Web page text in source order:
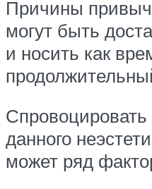
Причины
могут быть
и носить как
данного
может ряд